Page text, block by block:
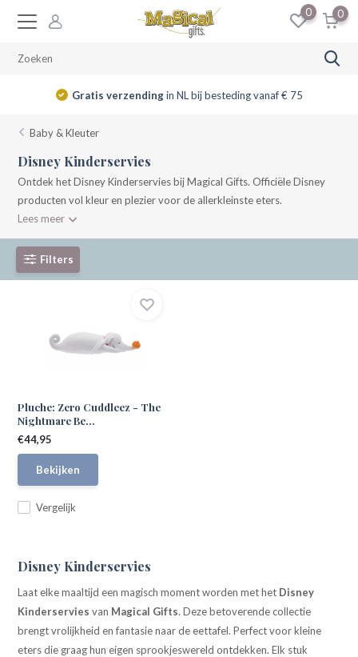
0 0
Gratis verzendingin NL bij besteding vanaf € 75
Baby & Kleuter
Disney Kinderservies
Ontdek het Disney Kinderservies bij Magical Gifts. Officiële Disney
producten vol kleur en plezier voor de allerkleinste eters.
Lees meer
Filters
Pluche: Zero Cuddleez - The
Nightmare Be...
Vergelijk
€44,95
Bekijken
Disney Kinderservies
Laat elke maaltijd een magisch moment worden met het Disney
Kinderservies van Magical Gifts. Deze betoverende collectie
brengt vrolijkheid en fantasie naar de eettafel. Perfect voor kleine
eters die graag hun eigen sprookjeswereld ontdekken. Elk stuk